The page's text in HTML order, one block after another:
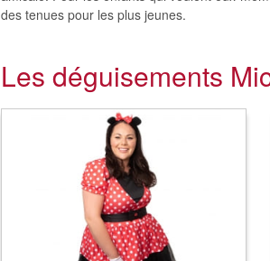
des tenues pour les plus jeunes.
Les déguisements